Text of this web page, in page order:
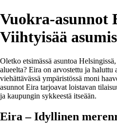
Vuokra-asunnot
Viihtyisää
Oletko etsimässä asuntoa
alueelta? Eira on arvostettu ja haluttu
viehättävässä ympäristössä moni
asunnot Eira tarjoavat loistavan
ja kaupungin sykkeestä itseään.
Eira – Idyllinen